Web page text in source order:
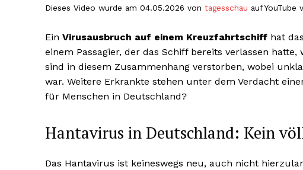
Dieses Video wurde am 04.05.2026 von tagesschau auf
Ein Virusausbruch auf einem Kreuzfahrtschiff hat das
einem Passagier, der das Schiff bereits verlassen
sind in diesem Zusammenhang verstorben, wobei
war. Weitere Erkrankte stehen unter dem Verdacht
für Menschen in Deutschland?
Hantavirus in Deutschland: Kein
Das Hantavirus ist keineswegs neu, auch nicht